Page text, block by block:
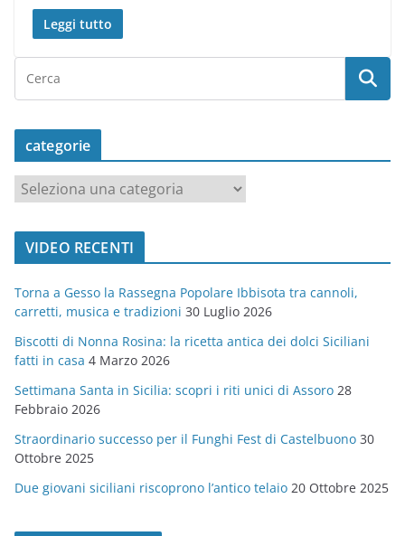
Leggi tutto
categorie
a
t
o
r
i
e
VIDEO RECENTI
Torna a Gesso la Rassegna Popolare Ibbisota tra cannoli,
carretti, musica e tradizioni 30 Luglio 2026
Biscotti di Nonna Rosina: la ricetta antica dei dolci Siciliani
fatti in casa 4 Marzo 2026
Settimana Santa in Sicilia: scopri i riti unici di Assoro 28
Febbraio 2026
Straordinario successo per il Funghi Fest di Castelbuono 30
Ottobre 2025
Due giovani siciliani riscoprono l’antico telaio 20 Ottobre 2025